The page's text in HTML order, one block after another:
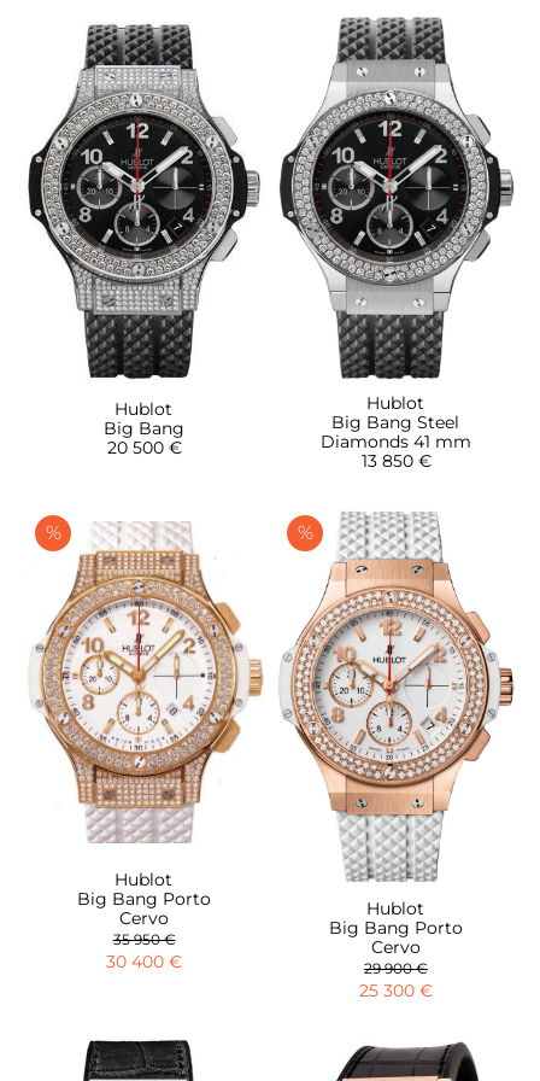
Hublot
Big Bang
20 500 €
Hublot
Big Bang Steel
Diamonds 41 mm
13 850 €
%
Hublot
Big Bang Porto
Cervo
35 950 €
30 400 €
%
Hublot
Big Bang Porto
Cervo
29 900 €
25 300 €